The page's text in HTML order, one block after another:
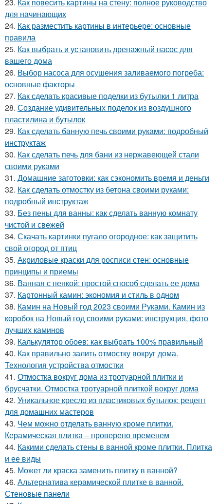
для начинающих
24. Как разместить картины в интерьере: основные
правила
25. Как выбрать и установить дренажный насос для
вашего дома
26. Выбор насоса для осушения заливаемого погреба:
основные факторы
27. Как сделать красивые поделки из бутылки 1 литра
28. Создание удивительных поделок из воздушного
пластилина и бутылок
29. Как сделать банную печь своими руками: подробный
инструктаж
30. Как сделать печь для бани из нержавеющей стали
своими руками
31. Домашние заготовки: как сэкономить время и деньги
32. Как сделать отмостку из бетона своими руками:
подробный инструктаж
33. Без пены для ванны: как сделать ванную комнату
чистой и свежей
34. Скачать картинки пугало огородное: как защитить
свой огород от птиц
35. Акриловые краски для росписи стен: основные
принципы и приемы
36. Ванная с пенкой: простой способ сделать ее дома
37. Картонный камин: экономия и стиль в одном
38. Камин на Новый год 2023 своими Руками. Камин из
коробок на Новый год своими руками: инструкция, фото
лучших каминов
39. Калькулятор обоев: как выбрать 100% правильный
40. Как правильно залить отмостку вокруг дома.
Технология устройства отмостки
41. Отмостка вокруг дома из тротуарной плитки и
брусчатки. Отмостка тротуарной плиткой вокруг дома
42. Уникальное кресло из пластиковых бутылок: рецепт
для домашних мастеров
43. Чем можно отделать ванную кроме плитки.
Керамическая плитка – проверено временем
44. Какими сделать стены в ванной кроме плитки. Плитка
и ее виды
45. Может ли краска заменить плитку в ванной?
46. Альтернатива керамической плитке в ванной.
Стеновые панели